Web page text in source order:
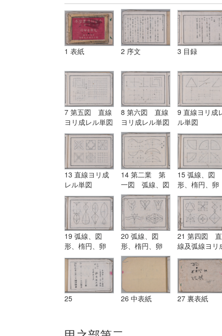
1 表紙 2 序文 3 目録
7 第五図 直線
ヨリ成レル単図
8 第六図 直線
ヨリ成レル単図
9 直線ヨリ成
ル単図
13 直線ヨリ成
レル単図
14 第二業 第
一図 弧線、図
形、楕円、卵
形、渦線、円
柱、円錐等ヲ描
ク法及弧線ヨリ
成レル単図
15 弧線、図
形、楕円、卵
形、渦線、円
柱、円錐等ヲ
ク法及弧線ヨ
成レル単図
19 弧線、図
形、楕円、卵
形、渦線、円
柱、円錐等ヲ描
ク法及弧線ヨリ
成レル単図
20 弧線、図
形、楕円、卵
形、渦線、円
柱、円錐等ヲ描
ク法及弧線ヨリ
成レル単図
21 第四図 直
線及弧線ヨリ
レル単図
25 26 中表紙 27 裏表紙